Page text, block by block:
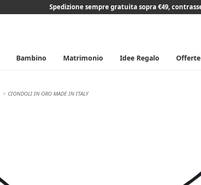
Spedizione sempre gratuita sopra €49,
Bambino Matrimonio Idee Regalo Offerte
CIONDOLI IN ORO MADE IN ITALY